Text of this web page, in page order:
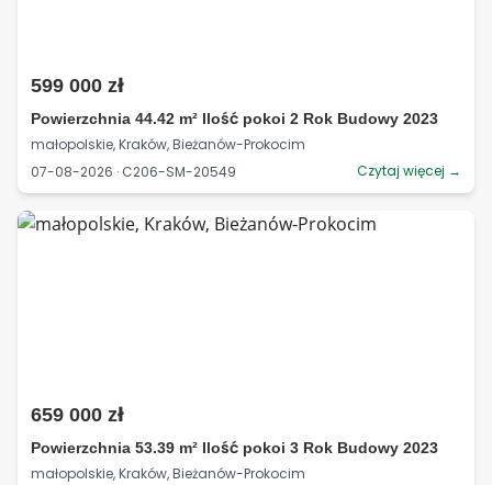
599 000 zł
Powierzchnia 44.42 m² Ilość pokoi 2 Rok Budowy 2023
małopolskie, Kraków, Bieżanów-Prokocim
07-08-2026 · C206-SM-20549
Czytaj więcej →
659 000 zł
Powierzchnia 53.39 m² Ilość pokoi 3 Rok Budowy 2023
małopolskie, Kraków, Bieżanów-Prokocim